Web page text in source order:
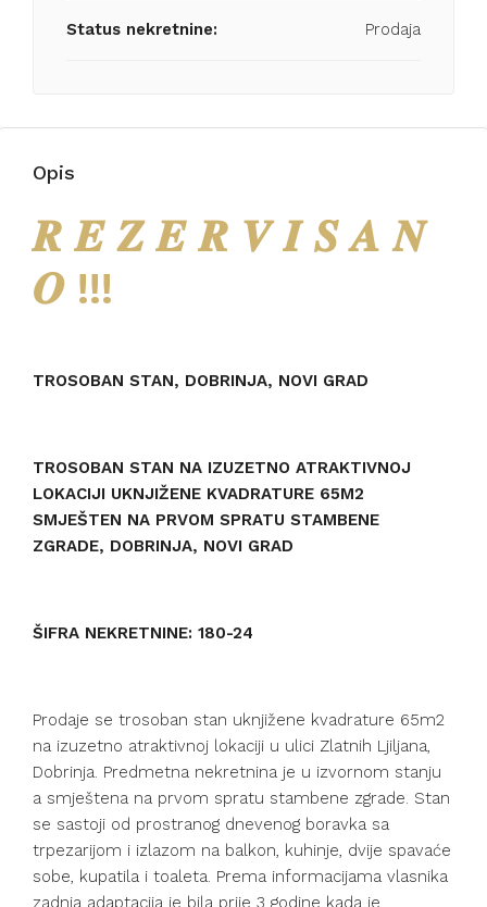
Status nekretnine: Prodaja
Opis
𝑹 𝑬 𝒁 𝑬 𝑹 𝑽 𝑰 𝑺 𝑨 𝑵
𝑶 !!!
TROSOBAN STAN, DOBRINJA, NOVI GRAD
TROSOBAN STAN NA IZUZETNO ATRAKTIVNOJ
LOKACIJI UKNJIŽENE KVADRATURE 65M2
SMJEŠTEN NA PRVOM SPRATU STAMBENE
ZGRADE, DOBRINJA, NOVI GRAD
ŠIFRA NEKRETNINE: 180-24
Prodaje se trosoban stan uknjižene kvadrature 65m2
na izuzetno atraktivnoj lokaciji u ulici Zlatnih Ljiljana,
Dobrinja. Predmetna nekretnina je u izvornom stanju
a smještena na prvom spratu stambene zgrade. Stan
se sastoji od prostranog dnevenog boravka sa
trpezarijom i izlazom na balkon, kuhinje, dvije spavaće
sobe, kupatila i toaleta. Prema informacijama vlasnika
zadnja adaptacija je bila prije 3 godine kada je